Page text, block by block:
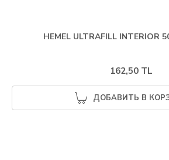
HEMEL ULTRAFILL INTERIOR
162,50 TL
ДОБАВИТЬ В